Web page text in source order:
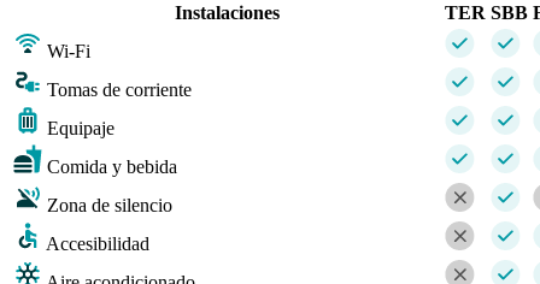
Instalaciones
TER SBB
Wi-Fi
Tomas de corriente
Equipaje
Comida y bebida
Zona de silencio
Accesibilidad